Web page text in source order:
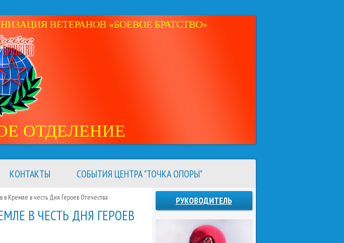
ВЕТЕРАНОВ «БОЕВОЕ БРАТСТВО»
ОТДЕЛЕНИЕ
КОНТАКТЫ СОБЫТИЯ ЦЕНТРА "ТОЧКА ОПОРЫ"
в Кремле в честь Дня Героев Отечества
В ЧЕСТЬ ДНЯ ГЕРОЕВ
РУКОВОДИТЕЛЬ